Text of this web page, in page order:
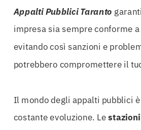
Appalti Pubblici Taranto
impresa sia sempre conforme
evitando così sanzioni e
potrebbero compromettere il
Il mondo degli appalti pubblici
costante evoluzione. Le